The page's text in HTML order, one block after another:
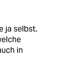
ja selbst.
in